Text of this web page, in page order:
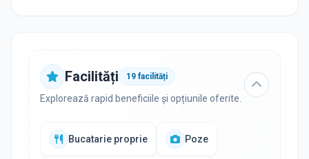
Facilități 19 facilități
Explorează rapid beneficiile și opțiunile oferite.
Bucatarie proprie Poze